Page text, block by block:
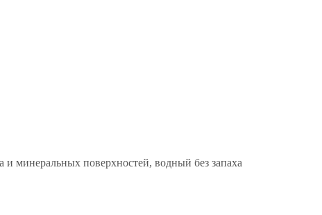
минеральных поверхностей, водный без запаха